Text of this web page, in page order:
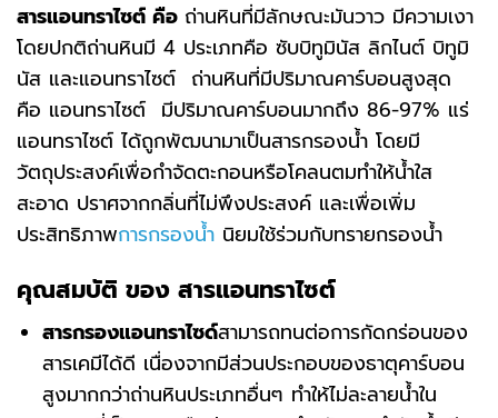
สารแอนทราไซต์ คือ ถ่านหินที่มีลักษณะมันวาว มีความเงา
โดยปกติถ่านหินมี 4 ประเภทคือ ซับบิทูมินัส ลิกไนต์ บิทูมิ
นัส และแอนทราไซต์ ถ่านหินที่มีปริมาณคาร์บอนสูงสุด
คือ แอนทราไซต์ มีปริมาณคาร์บอนมากถึง 86-97% แร่
แอนทราไซต์ ได้ถูกพัฒนามาเป็นสารกรองน้ำ โดยมี
วัตถุประสงค์เพื่อกำจัดตะกอนหรือโคลนตมทำให้น้ำใส
สะอาด ปราศจากกลิ่นที่ไม่พึงประสงค์ และเพื่อเพิ่ม
ประสิทธิภาพการกรองน้ำ นิยมใช้ร่วมกับทรายกรองน้ำ
คุณสมบัติ ของ สารแอนทราไซต์
สารกรองแอนทราไซด์สามารถทนต่อการกัดกร่อนของ
สารเคมีได้ดี เนื่องจากมีส่วนประกอบของธาตุคาร์บอน
สูงมากกว่าถ่านหินประเภทอื่นๆ ทำให้ไม่ละลายน้ำใน